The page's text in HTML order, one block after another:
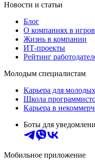
Новости и статьи
Блог
О компаниях в
Жизнь в компании
ИТ-проекты
Рейтинг
Молодым специалистам
Карьера для
Школа
Карьера в
Боты для
Мобильное приложение